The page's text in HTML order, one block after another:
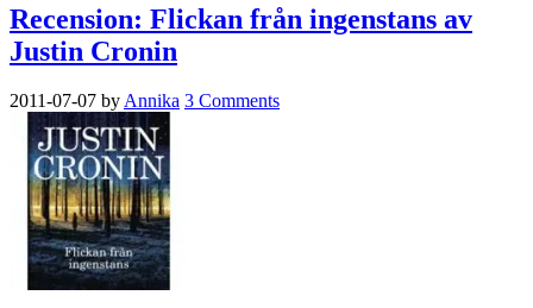
Recension: Flickan från ingenstans av
Justin Cronin
2011-07-07 byAnnika 3 Comments